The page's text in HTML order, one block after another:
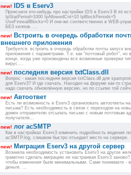
new! IDS в Eserv3
Проясните кто-нибудь про настройки IDS в Eserv3 В ini
IpStatPeriod=1000 IpAllowedCnt=10 IpBlockPeriods=5
UseFirewallBlocks=0 И они-же соответственно в WEB-
БЕЗ хелпов. ...
new! Встроить в очередь обработки
внешнего приложения
Требуется: встроить в очередь обработки почты запуск
приложения с параметрами. Т.е. как "почтовый робот", но
конце, когда уже произведены все возможные проверки
вирус....
new! последняя версия txtClass.dll
Вопрос - какая последняя версия txtClass.dll для
для Eserv3? И где скачать. Находил на форуме как-то
надо скачать обновлённую версию, но по ссылке той
new! Автоответ
Есть ли возможность в Eserv3 организовать автоответы
письма? Есть необходимость в связи с переходом на
домен отправителю отсылать письмо с новым почтовым
получателя...
new! лог acSMTP
Как в настройках Eserv3 изменить подробность ведения
acSMTP.log, слишком быстро отъедает место на сервере.
new! Миграция Eserv3 на другой сервер
Возникла необходимость установить Eserv3 на другое
грамотно сделать миграцию не настраивая Eserv3
чтобы изменения были минимальными. Сами понимаете -
деньги. ...